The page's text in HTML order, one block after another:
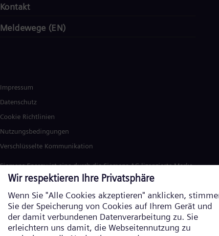
Kontakt
Meldewege (EN)
Impressum
Datenschutz
Cookie Richtlinien
Nutzungsbedingungen
Verschlüsselte Kommunikation
Siemens Energy ist eine durch die Siemens AG lizenzierte Marke. ©
Siemens Energy, 2026